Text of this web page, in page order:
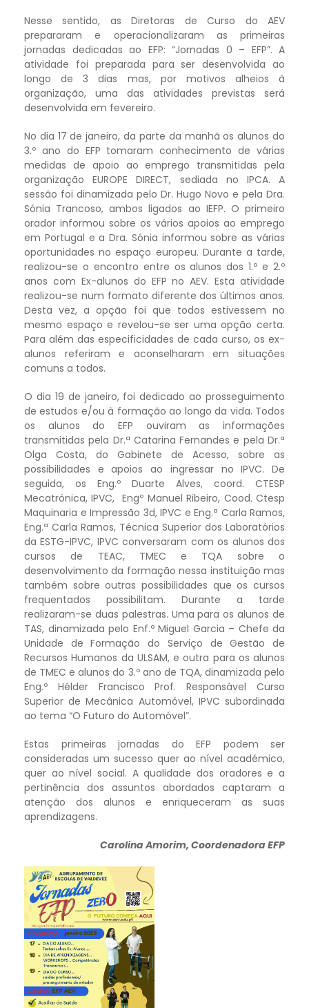
Nesse sentido, as Diretoras de Curso do AEV
prepararam e operacionalizaram as primeiras
jornadas dedicadas ao EFP: “Jornadas 0 – EFP”. A
atividade foi preparada para ser desenvolvida ao
longo de 3 dias mas, por motivos alheios à
organização, uma das atividades previstas será
desenvolvida em fevereiro.
No dia 17 de janeiro, da parte da manhã os alunos do
3.º ano do EFP tomaram conhecimento de várias
medidas de apoio ao emprego transmitidas pela
organização EUROPE DIRECT, sediada no IPCA. A
sessão foi dinamizada pelo Dr. Hugo Novo e pela Dra.
Sónia Trancoso, ambos ligados ao IEFP. O primeiro
orador informou sobre os vários apoios ao emprego
em Portugal e a Dra. Sónia informou sobre as várias
oportunidades no espaço europeu. Durante a tarde,
realizou-se o encontro entre os alunos dos 1.º e 2.º
anos com Ex-alunos do EFP no AEV. Esta atividade
realizou-se num formato diferente dos últimos anos.
Desta vez, a opção foi que todos estivessem no
mesmo espaço e revelou-se ser uma opção certa.
Para além das especificidades de cada curso, os ex-
alunos referiram e aconselharam em situações
comuns a todos.
O dia 19 de janeiro, foi dedicado ao prosseguimento
de estudos e/ou à formação ao longo da vida. Todos
os alunos do EFP ouviram as informações
transmitidas pela Dr.ª Catarina Fernandes e pela Dr.ª
Olga Costa, do Gabinete de Acesso, sobre as
possibilidades e apoios ao ingressar no IPVC. De
seguida, os Eng.º Duarte Alves, coord. CTESP
Mecatrónica, IPVC, Engº Manuel Ribeiro, Cood. Ctesp
Maquinaria e Impressão 3d, IPVC e Eng.ª Carla Ramos,
Eng.ª Carla Ramos, Técnica Superior dos Laboratórios
da ESTG-IPVC, IPVC conversaram com os alunos dos
cursos de TEAC, TMEC e TQA sobre o
desenvolvimento da formação nessa instituição mas
também sobre outras possibilidades que os cursos
frequentados possibilitam. Durante a tarde
realizaram-se duas palestras. Uma para os alunos de
TAS, dinamizada pelo Enf.º Miguel Garcia – Chefe da
Unidade de Formação do Serviço de Gestão de
Recursos Humanos da ULSAM, e outra para os alunos
de TMEC e alunos do 3.º ano de TQA, dinamizada pelo
Eng.º Hélder Francisco Prof. Responsável Curso
Superior de Mecânica Automóvel, IPVC subordinada
ao tema “O Futuro do Automóvel”.
Estas primeiras jornadas do EFP podem ser
consideradas um sucesso quer ao nível académico,
quer ao nível social. A qualidade dos oradores e a
pertinência dos assuntos abordados captaram a
atenção dos alunos e enriqueceram as suas
aprendizagens.
Carolina Amorim, Coordenadora EFP